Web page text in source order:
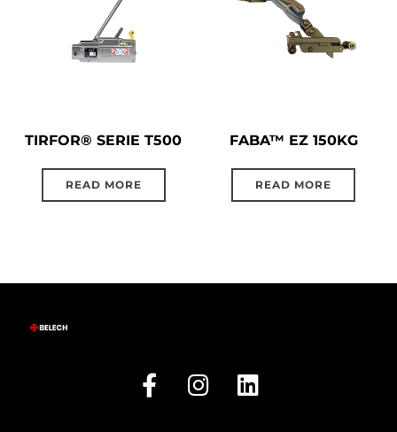
TIRFOR® SERIE T500
READ MORE
FABA™ EZ 150KG
READ MORE